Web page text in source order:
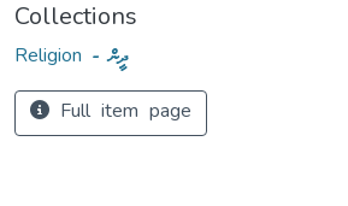
Collections
Religion - ދީން
Full item page